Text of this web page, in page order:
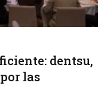
dentsu,
las